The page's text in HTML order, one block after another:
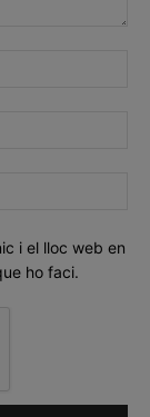
i el lloc web en
ho faci.